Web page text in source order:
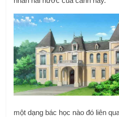
một dạng bác học nào đó liên